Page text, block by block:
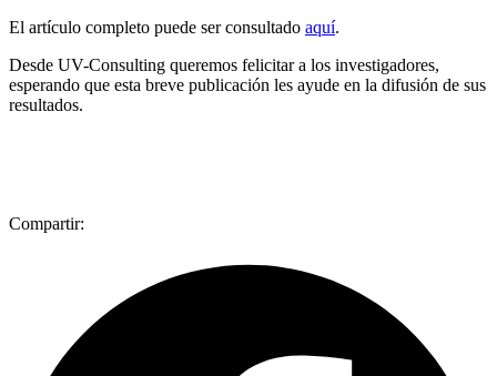
El artículo completo puede ser consultado aquí.
Desde UV-Consulting queremos felicitar a los investigadores,
esperando que esta breve publicación les ayude en la difusión de sus
resultados.
Compartir: